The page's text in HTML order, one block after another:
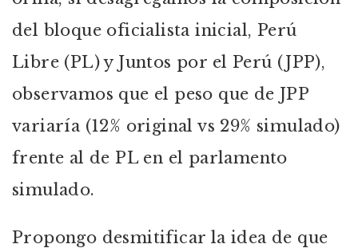
del bloque oficialista inicial, Perú
Libre (PL) y Juntos por el Perú (JPP),
observamos que el peso que de JPP
variaría (12% original vs 29% simulado)
frente al de PL en el parlamento
simulado.
Propongo desmitificar la idea de que